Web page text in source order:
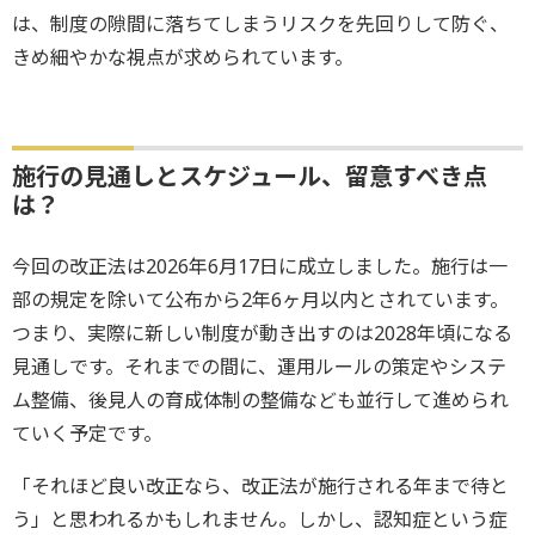
は、制度の隙間に落ちてしまうリスクを先回りして防ぐ、
きめ細やかな視点が求められています。
施行の見通しとスケジュール、留意すべき点
は？
今回の改正法は2026年6月17日に成立しました。施行は一
部の規定を除いて公布から2年6ヶ月以内とされています。
つまり、実際に新しい制度が動き出すのは2028年頃になる
見通しです。それまでの間に、運用ルールの策定やシステ
ム整備、後見人の育成体制の整備なども並行して進められ
ていく予定です。
「それほど良い改正なら、改正法が施行される年まで待と
う」と思われるかもしれません。しかし、認知症という症